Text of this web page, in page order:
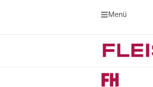
Menü